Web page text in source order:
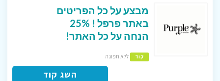
מבצע על כל הפריטים
באתר פרפל ! 25%
הנחה על כל האתר!
קוד ללא תפוגה
השג קוד